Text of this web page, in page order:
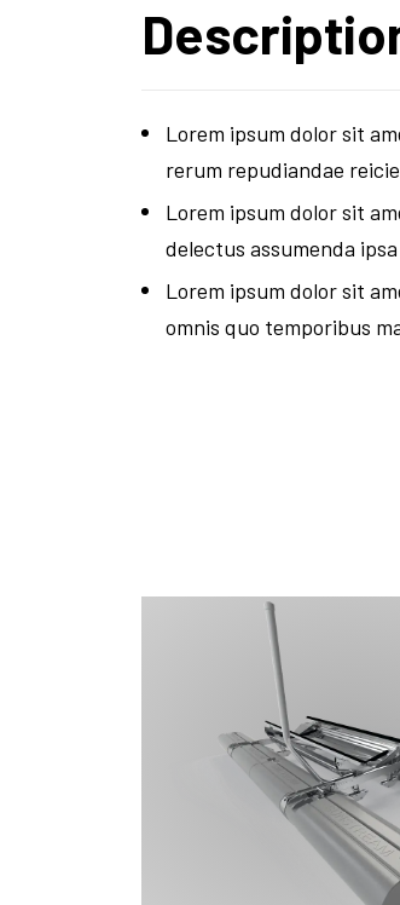
Lorem ipsum dolor sit
rerum repudiandae
Lorem ipsum dolor sit
delectus assumenda
Lorem ipsum dolor sit
omnis quo temporibus